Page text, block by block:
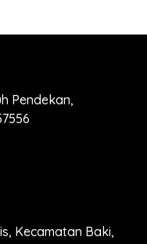
Pendekan,
Kecamatan Baki,